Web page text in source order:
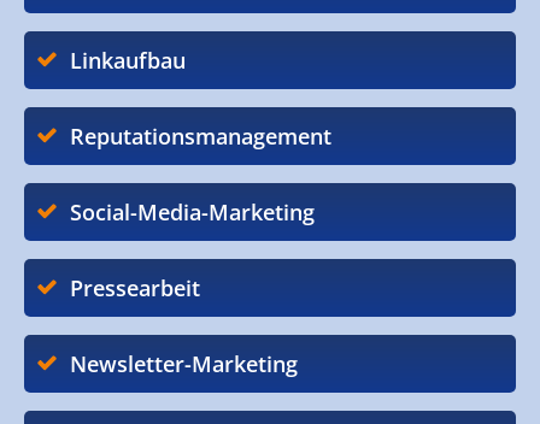
Linkaufbau
Reputationsmanagement
Social-Media-Marketing
Pressearbeit
Newsletter-Marketing